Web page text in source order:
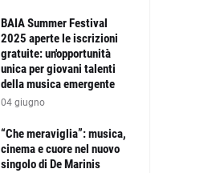
BAIA Summer Festival
2025 aperte le iscrizioni
gratuite: un'opportunità
unica per giovani talenti
della musica emergente
04 giugno
“Che meraviglia”: musica,
cinema e cuore nel nuovo
singolo di De Marinis